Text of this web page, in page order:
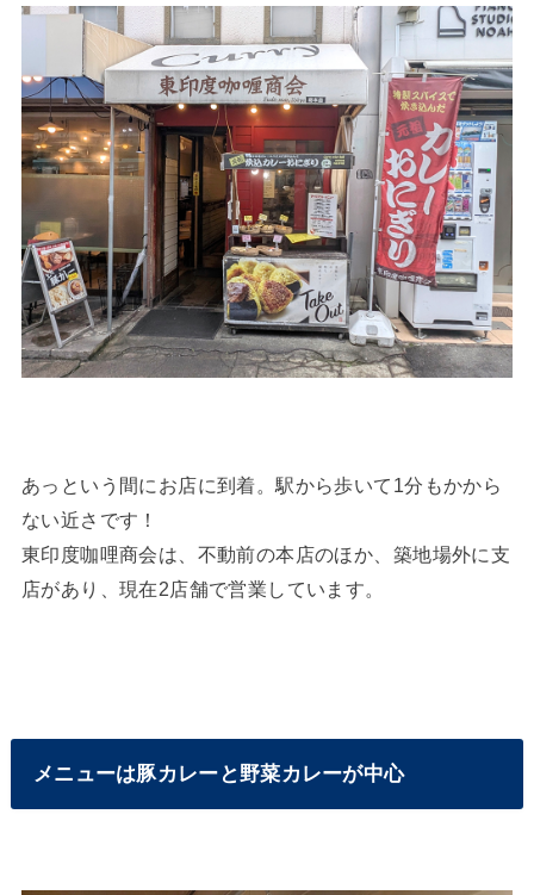
あっという間にお店に到着。駅から歩いて1分もかから
ない近さです！
東印度咖哩商会は、不動前の本店のほか、築地場外に支
店があり、現在2店舗で営業しています。
メニューは豚カレーと野菜カレーが中心